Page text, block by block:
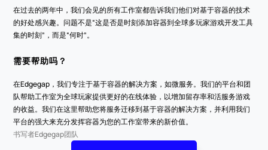
在过去的两年中，我们会见的所有工作室都告诉我们他们对基于容器的技术
的好处感兴趣。问题不是“这是否是时刻添加容器到全球多玩家游戏开发工具
集的时刻”，而是“何时”。
需要帮助吗？
在Edgegap，我们专注于基于容器的解决方案，如微服务。我们的平台和团
队帮助工作室为全球玩家提供更好的在线体验，以增加留存率和活服务游戏
的收益。我们在这里帮助您将服务迁移到基于容器的解决方案，并利用我们
平台的强大来充分发挥容器为您的工作室带来的新价值。
书写者Edgegap团队